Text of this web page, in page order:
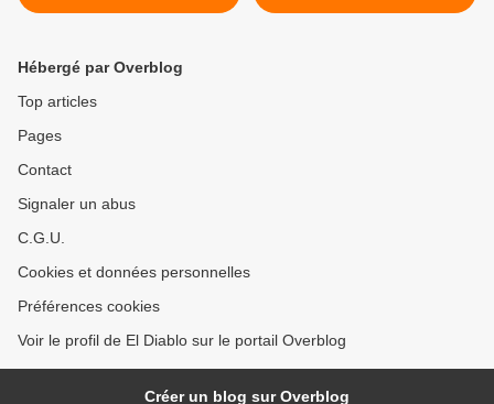
militant donne son avis
>
Hébergé par Overblog
Top articles
Pages
Contact
Signaler un abus
C.G.U.
Cookies et données personnelles
Préférences cookies
Voir le profil de El Diablo sur le portail Overblog
Créer un blog sur Overblog